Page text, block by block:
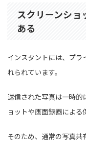
スクリーンショ
ある
インスタントには、プラ
れられています。
送信された写真は一時的
ョットや画面録画による
そのため、通常の写真共